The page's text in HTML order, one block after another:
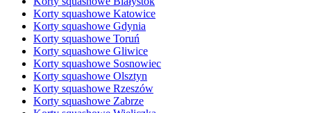
Korty squashowe Katowice
Korty squashowe Gdynia
Korty squashowe Toruń
Korty squashowe Gliwice
Korty squashowe Sosnowiec
Korty squashowe Olsztyn
Korty squashowe Rzeszów
Korty squashowe Zabrze